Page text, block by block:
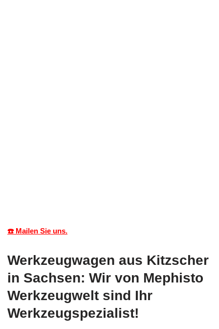
☎️ Mailen Sie uns.
Werkzeugwagen aus Kitzscher
in Sachsen: Wir von Mephisto
Werkzeugwelt sind Ihr
Werkzeugspezialist!